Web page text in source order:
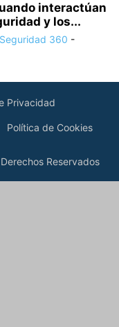
interactúan
y los...
360 -
Privacidad
Política de Cookies
Reservados